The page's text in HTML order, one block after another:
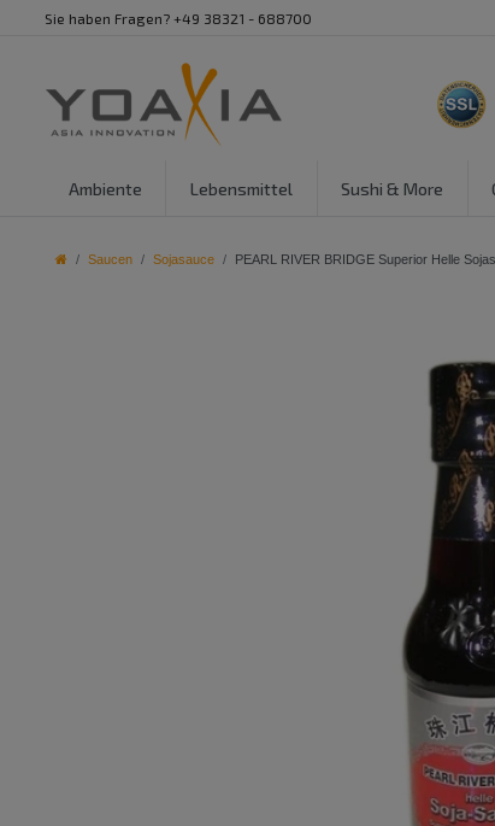
Sie haben Fragen? +49 38321 - 688700
Ambiente Lebensmittel Sushi & More
Saucen Sojasauce PEARL RIVER BRIDGE Superior Helle